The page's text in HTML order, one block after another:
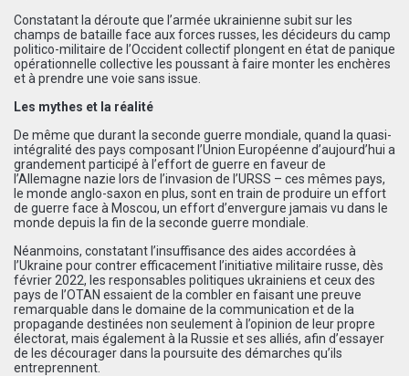
Constatant la déroute que l’armée ukrainienne subit sur les
champs de bataille face aux forces russes, les décideurs du camp
politico-militaire de l’Occident collectif plongent en état de panique
opérationnelle collective les poussant à faire monter les enchères
et à prendre une voie sans issue.
Les mythes et la réalité
De même que durant la seconde guerre mondiale, quand la quasi-
intégralité des pays composant l’Union Européenne d’aujourd’hui a
grandement participé à l’effort de guerre en faveur de
l’Allemagne nazie lors de l’invasion de l’URSS – ces mêmes pays,
le monde anglo-saxon en plus, sont en train de produire un effort
de guerre face à Moscou, un effort d’envergure jamais vu dans le
monde depuis la fin de la seconde guerre mondiale.
Néanmoins, constatant l’insuffisance des aides accordées à
l’Ukraine pour contrer efficacement l’initiative militaire russe, dès
février 2022, les responsables politiques ukrainiens et ceux des
pays de l’OTAN essaient de la combler en faisant une preuve
remarquable dans le domaine de la communication et de la
propagande destinées non seulement à l’opinion de leur propre
électorat, mais également à la Russie et ses alliés, afin d’essayer
de les décourager dans la poursuite des démarches qu’ils
entreprennent.